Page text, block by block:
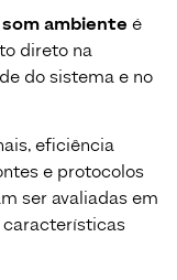
som ambienteé
direto na
do sistema e no
eficiência
e protocolos
ser avaliadas em